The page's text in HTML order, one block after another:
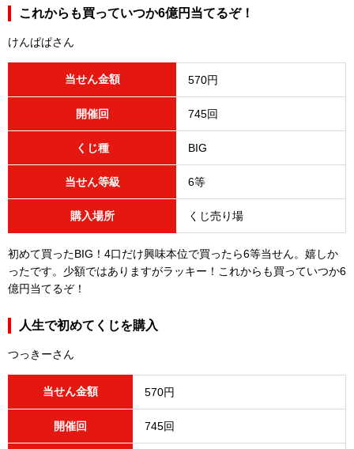
これからも買っていつか6億円当てるぞ！
けんぱぱさん
当せん金額 570円
開催回 745回
くじ種 BIG
当せん等級 6等
購入場所 くじ売り場
初めて買ったBIG！4口だけ興味本位で買ったら6等当せん。嬉しか
ったです。少額ではありますがラッキー！これからも買っていつか6
億円当てるぞ！
人生で初めてくじを購入
つっきーさん
当せん金額 570円
開催回 745回